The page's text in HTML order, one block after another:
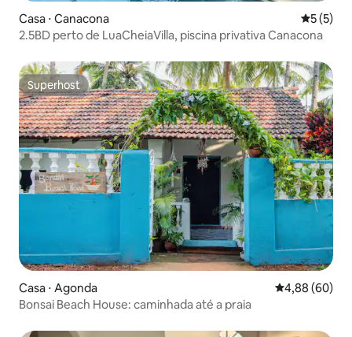
Casa ⋅ Canacona 5 de
5 (5)
2.5BD perto de LuaCheiaVilla, piscina privativa Canacona
Superhost
Superhost
Casa ⋅ Agonda 4,88 de uma
4,88 (60)
Bonsai Beach House: caminhada até a praia